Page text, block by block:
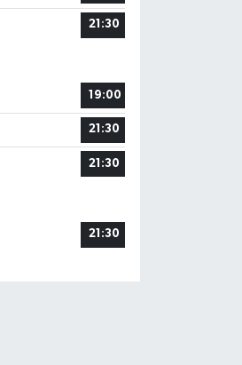
21:30
19:00
21:30
21:30
21:30